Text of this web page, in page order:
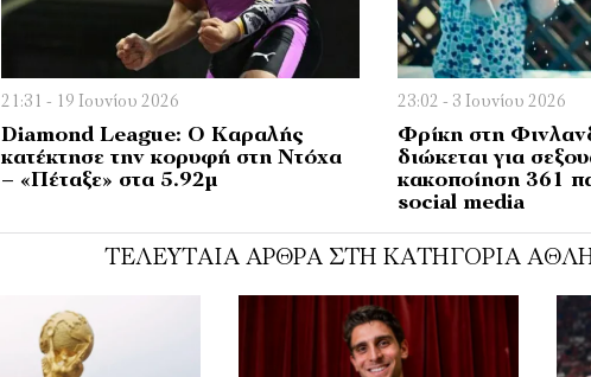
21:31 - 19 Ιουνίου 2026
Diamond League: Ο Καραλής
κατέκτησε την κορυφή στη Ντόχα
– «Πέταξε» στα 5.92μ
23:02 - 3 Ιουνίου 2026
Φρίκη στη
διώκεται για
κακοποίηση 361
social media
ΤΕΛΕΥΤΑΊΑ ΆΡΘΡΑ ΣΤΗ ΚΑΤΗΓΟΡΊΑ